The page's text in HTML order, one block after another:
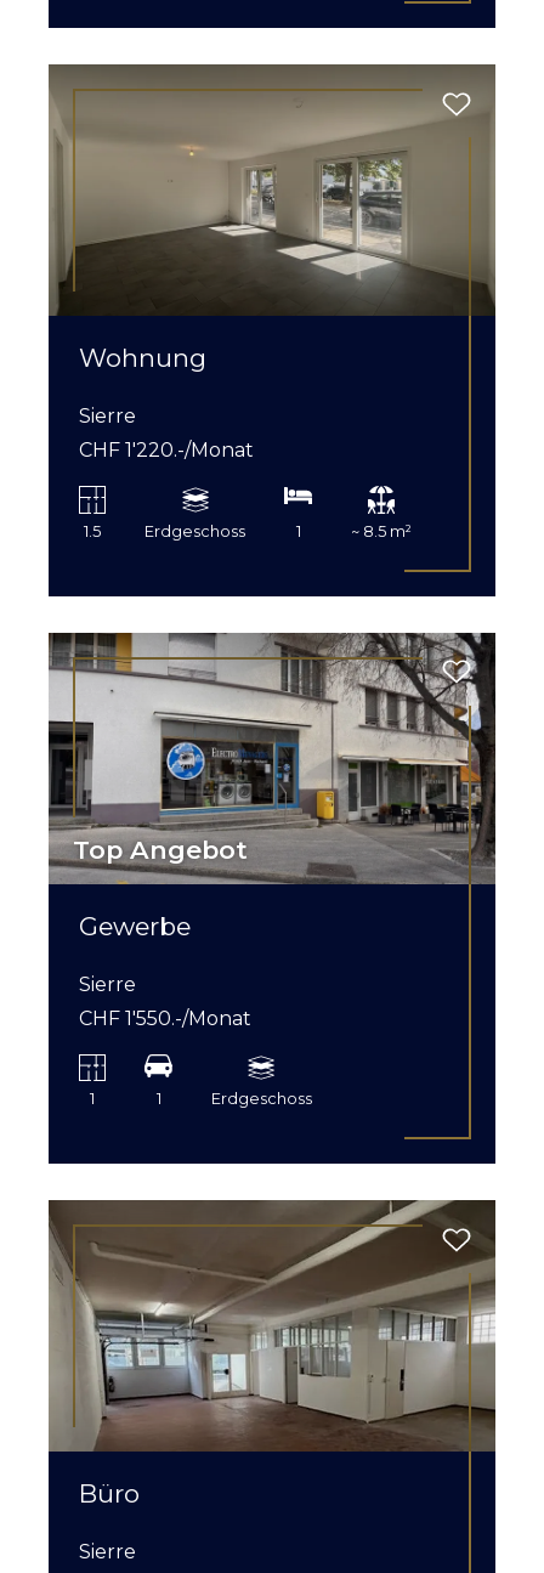
Wohnung
Sierre
CHF 1'220.-/Monat
1.5 Erdgeschoss 1 ~ 8.5 m²
Top Angebot
Gewerbe
Sierre
CHF 1'550.-/Monat
1 1 Erdgeschoss
Büro
Sierre